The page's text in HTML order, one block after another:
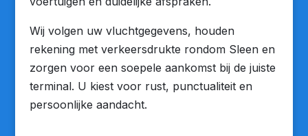
Wij volgen uw vluchtgegevens, houden
rekening met verkeersdrukte rondom Sleen en
zorgen voor een soepele aankomst bij de juiste
terminal. U kiest voor rust, punctualiteit en
persoonlijke aandacht.